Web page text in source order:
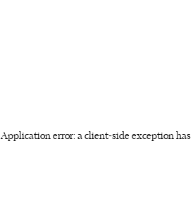
Application error: a client-side exception has